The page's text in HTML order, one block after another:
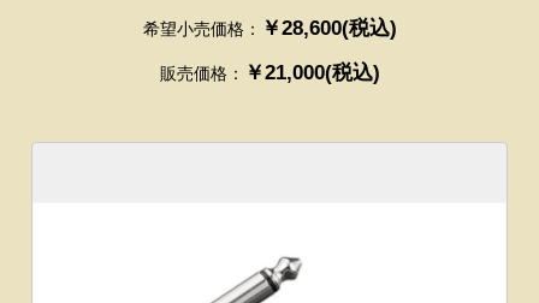
希望小売価格： ￥28,600(税込)
販売価格： ￥21,000(税込)